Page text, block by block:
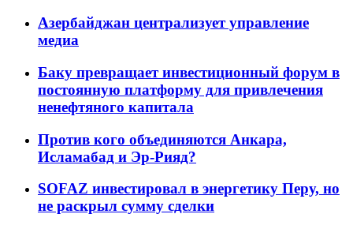
Азербайджан централизует управление
медиа
Баку превращает инвестиционный форум в
постоянную платформу для привлечения
ненефтяного капитала
Против кого объединяются Анкара,
Исламабад и Эр-Рияд?
SOFAZ инвестировал в энергетику Перу, но
не раскрыл сумму сделки